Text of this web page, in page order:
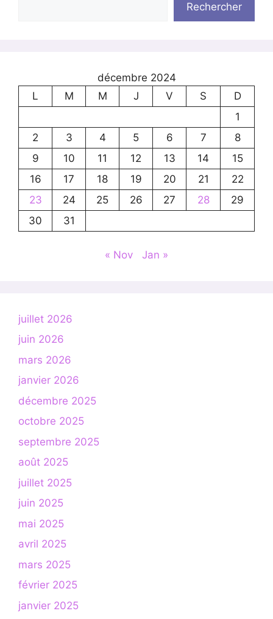
Rechercher
décembre 2024
L
M M J V S
D
1
2
3 4 5 6 7
8
9
10 11 12 13 14
15
16
17 18 19 20 21
22
23
24 25 26 27 28
29
30
31
« Nov Jan »
juillet 2026
juin 2026
mars 2026
janvier 2026
décembre 2025
octobre 2025
septembre 2025
août 2025
juillet 2025
juin 2025
mai 2025
avril 2025
mars 2025
février 2025
janvier 2025